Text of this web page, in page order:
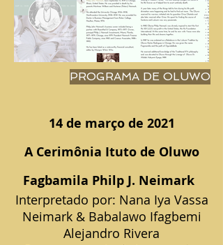
PROGRAMA DE OLUWO
14 de março de 2021
A Cerimônia Ituto de Oluwo
Fagbamila Philp J. Neimark
Interpretado por: Nana Iya Vassa
Neimark & Babalawo Ifagbemi
Alejandro Rivera